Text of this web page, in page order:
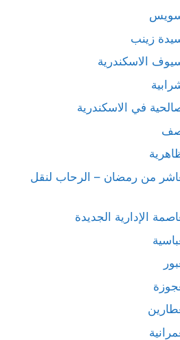
زينب
الاسكندرية
في الاسكندرية
من رمضان – الرحاب لنقل
الإدارية الجديدة